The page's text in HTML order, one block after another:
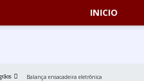
INICIO
Balança ensacadeira eletrônica